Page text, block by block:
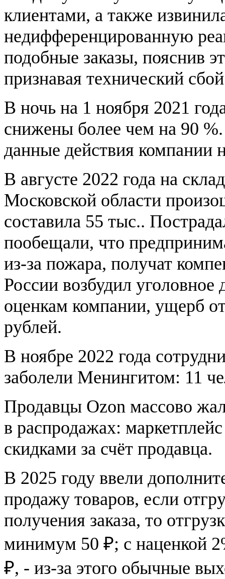
клиентами, а также
недифференцированную
подобные заказы, пояснив
признавая технический
В ночь на 1 ноября 2021
снижены более чем на 90
данные действия компании
В августе 2022 года на
Московской области
составила 55 тыс..
пообещали, что
из-за пожара, получат
России возбудил
оценкам компании, ущерб
рублей.
В ноябре 2022 года
заболели Менингитом: 11
Продавцы Ozon массово
в распродажах:
скидками за счёт продавца.
В 2025 году ввели
продажу товаров, если
получения заказа, то
минимум 50 ₽; с наценкой
₽, - из-за этого обычные